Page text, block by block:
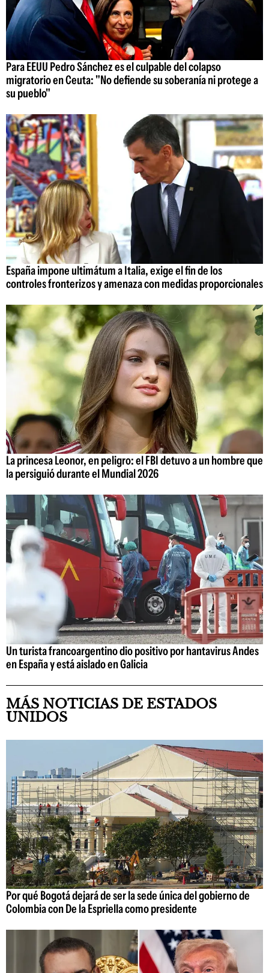
Para EEUU Pedro Sánchez es el culpable del colapso
migratorio en Ceuta: "No defiende su soberanía ni protege a
su pueblo"
España impone ultimátum a Italia, exige el fin de los
controles fronterizos y amenaza con medidas proporcionales
La princesa Leonor, en peligro: el FBI detuvo a un hombre que
la persiguió durante el Mundial 2026
Un turista francoargentino dio positivo por hantavirus Andes
en España y está aislado en Galicia
MÁS NOTICIAS DE ESTADOS
UNIDOS
Por qué Bogotá dejará de ser la sede única del gobierno de
Colombia con De la Espriella como presidente